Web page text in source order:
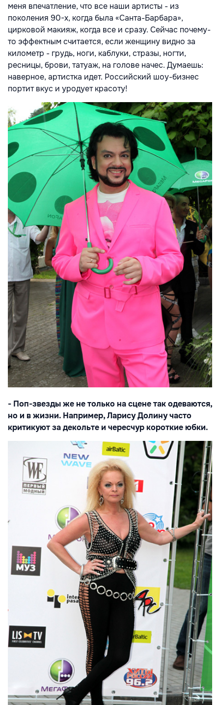
меня впечатление, что все наши артисты - из
поколения 90-х, когда была «Санта-Барбара»,
цирковой макияж, когда все и сразу. Сейчас почему-
то эффектным считается, если женщину видно за
километр - грудь, ноги, каблуки, стразы, ногти,
ресницы, брови, татуаж, на голове начес. Думаешь:
наверное, артистка идет. Российский шоу-бизнес
портит вкус и уродует красоту!
- Поп-звезды же не только на сцене так одеваются,
но и в жизни. Например, Ларису Долину часто
критикуют за декольте и чересчур короткие юбки.